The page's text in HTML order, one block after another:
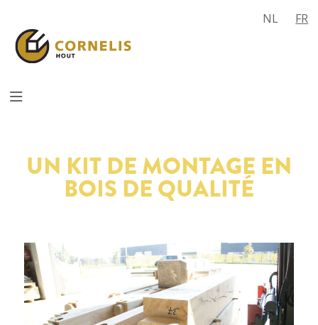
NL FR
UN KIT DE MONTAGE EN
BOIS DE QUALITÉ